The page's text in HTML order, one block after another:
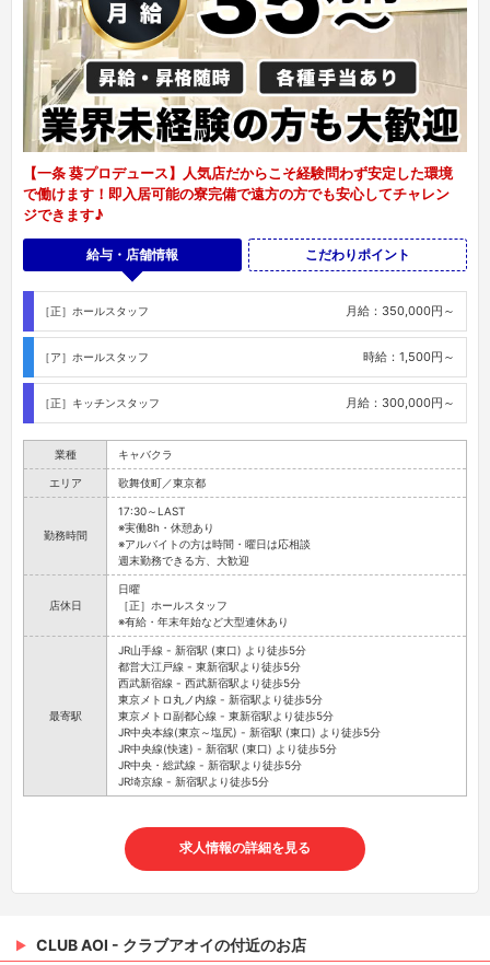
【一条 葵プロデュース】人気店だからこそ経験問わず安定した環境
で働けます！即入居可能の寮完備で遠方の方でも安心してチャレン
ジできます♪
給与・店舗情報 こだわりポイント
［正］ホールスタッフ 月給：350,000円～
［ア］ホールスタッフ 時給：1,500円～
［正］キッチンスタッフ 月給：300,000円～
業種 キャバクラ
エリア 歌舞伎町／東京都
勤務時間
17:30～LAST
※実働8h・休憩あり
※アルバイトの方は時間・曜日は応相談
週末勤務できる方、大歓迎
店休日
日曜
［正］ホールスタッフ
※有給・年末年始など大型連休あり
最寄駅
JR山手線 - 新宿駅 (東口) より徒歩5分
都営大江戸線 - 東新宿駅より徒歩5分
西武新宿線 - 西武新宿駅より徒歩5分
東京メトロ丸ノ内線 - 新宿駅より徒歩5分
東京メトロ副都心線 - 東新宿駅より徒歩5分
JR中央本線(東京～塩尻) - 新宿駅 (東口) より徒歩5分
JR中央線(快速) - 新宿駅 (東口) より徒歩5分
JR中央・総武線 - 新宿駅より徒歩5分
JR埼京線 - 新宿駅より徒歩5分
求人情報の詳細を見る
CLUB AOI - クラブアオイの付近のお店